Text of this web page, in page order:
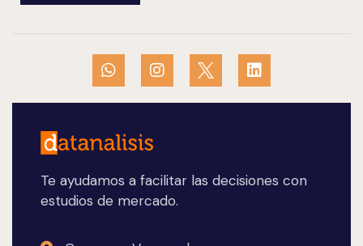
Te ayudamos a facilitar las decisiones con
estudios de mercado.